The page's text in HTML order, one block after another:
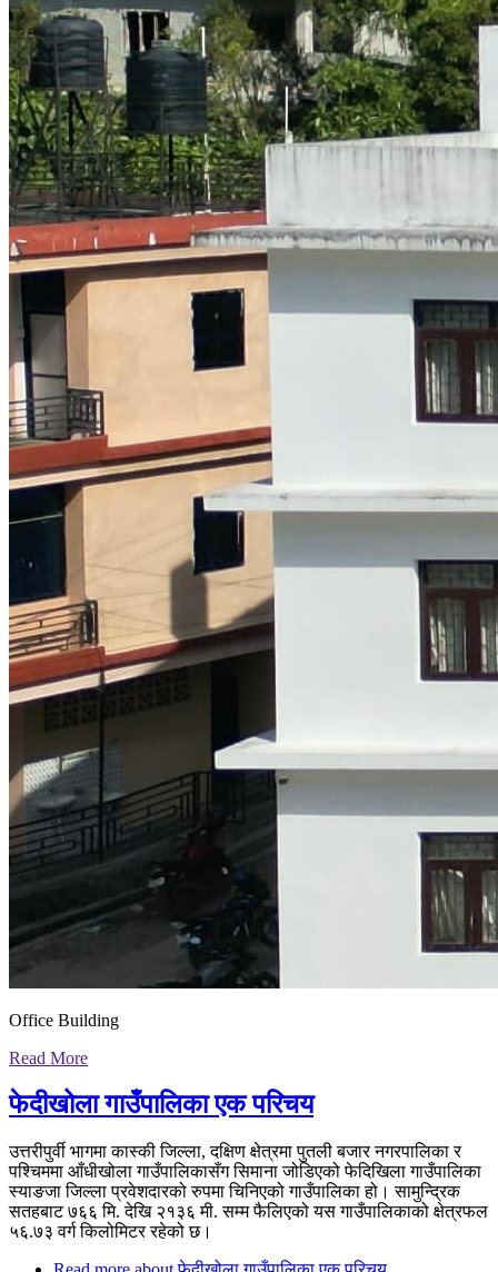
Office Building
Read More
फेदीखोला गाउँपालिका एक परिचय
उत्तरीपुर्वी भागमा कास्की जिल्ला, दक्षिण क्षेत्रमा पुतली बजार नगरपालिका र
पश्चिममा आँधीखोला गाउँपालिकासँग सिमाना जोडिएको फेदिखिला गाउँपालिका
स्याङजा जिल्ला प्रवेशदारको रुपमा चिनिएको गाउँपालिका हो। सामुन्द्रिक
सतहबाट ७६६ मि. देखि २१३६ मी. सम्म फैलिएको यस गाउँपालिकाको क्षेत्रफल
५६.७३ वर्ग किलोमिटर रहेको छ।